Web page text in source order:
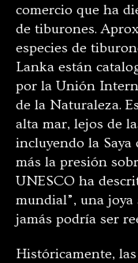
comercio que ha
de tiburones.
especies de
Lanka están
por la Unión
de la Naturaleza.
alta mar, lejos de
incluyendo la
más la presión
UNESCO ha
mundial”, una joya
jamás podría ser
Históricamente,